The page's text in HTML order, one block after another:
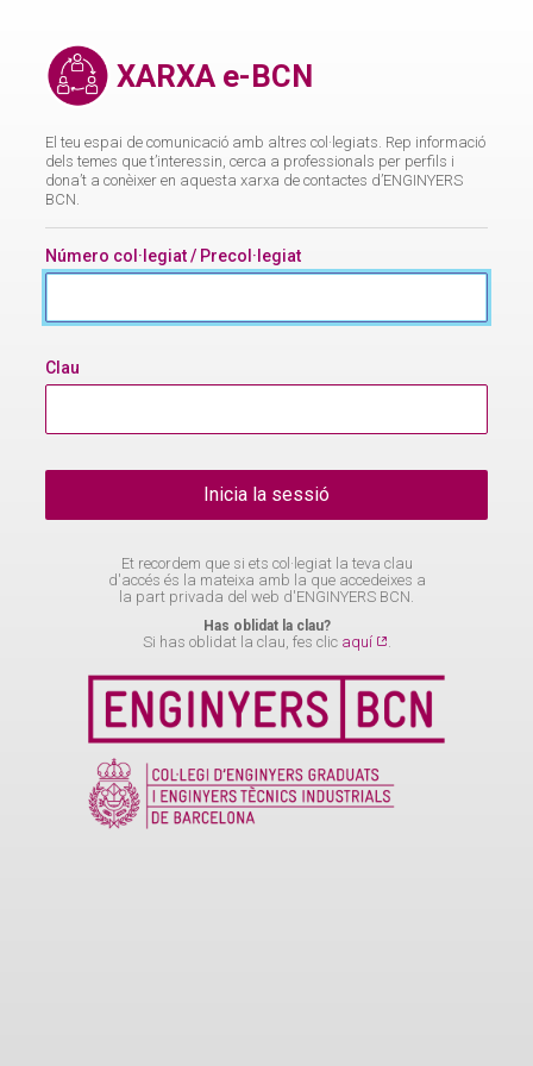
e-
BCN
XARXA e-BCN
El teu espai de comunicació amb altres col·legiats. Rep informació
dels temes que t’interessin, cerca a professionals per perfils i
dona’t a conèixer en aquesta xarxa de contactes d’ENGINYERS
BCN.
Número col·legiat / Precol·legiat
Clau
Et recordem que si ets col·legiat la teva clau
d'accés és la mateixa amb la que accedeixes a
la part privada del web d'ENGINYERS BCN.
Has oblidat la clau?
Si has oblidat la clau, fes clic aquí .